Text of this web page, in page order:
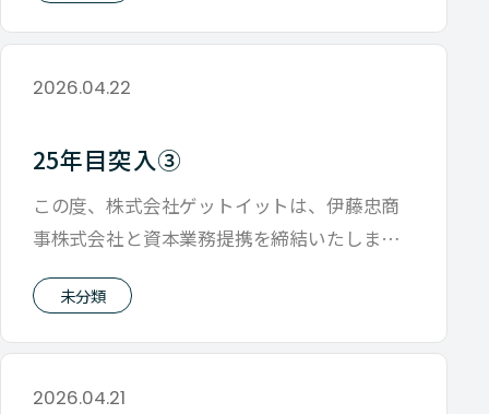
2026.04.22
25年目突入③
この度、株式会社ゲットイットは、伊藤忠商
事株式会社と資本業務提携を締結いたしまし
未分類
2026.04.21